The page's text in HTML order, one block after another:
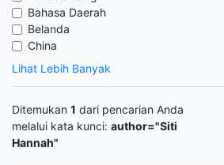
Bahasa Daerah
Belanda
China
Lihat Lebih Banyak
Ditemukan 1 dari pencarian Anda
melalui kata kunci: author="Siti
Hannah"